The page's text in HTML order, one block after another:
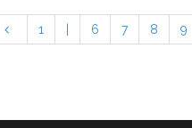
1 6 7 8 9